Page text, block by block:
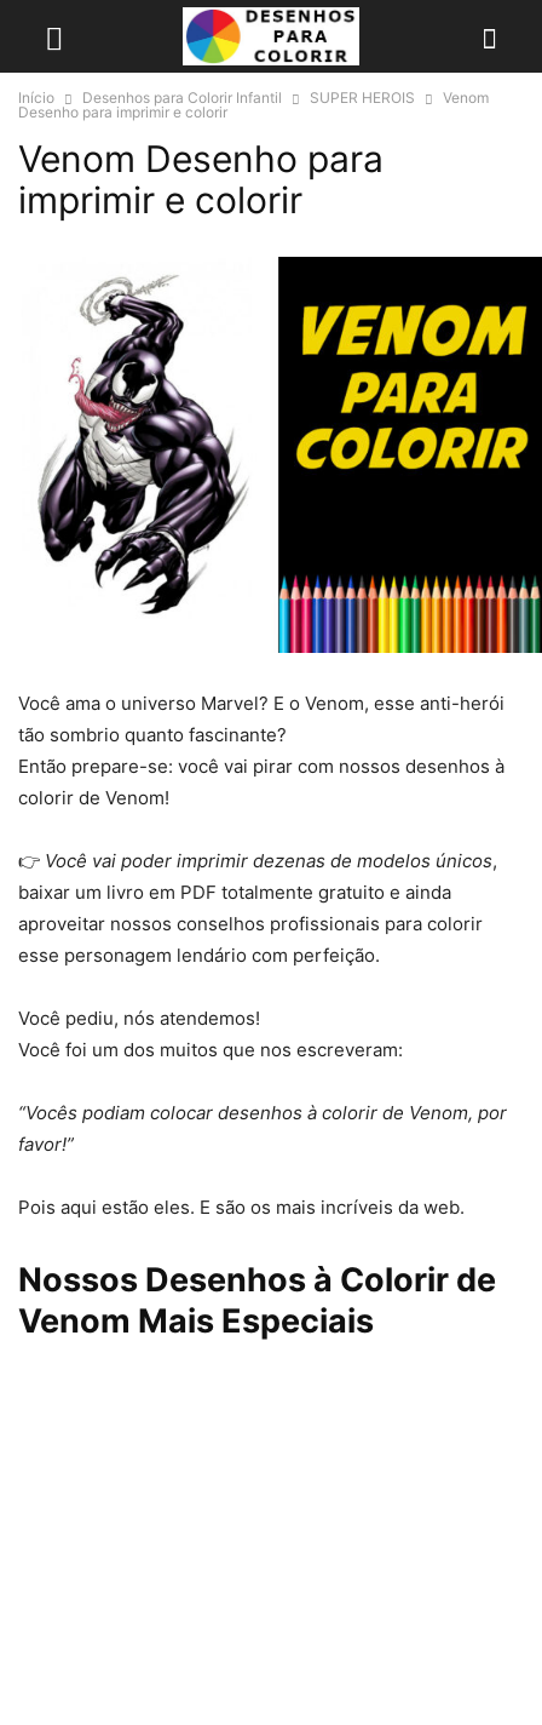
Início Desenhos para Colorir Infantil SUPER HEROIS
Venom
Desenho para imprimir e colorir
Venom Desenho para
imprimir e colorir
Você ama o universo Marvel? E o Venom, esse anti-herói
tão sombrio quanto fascinante?
Então prepare-se: você vai pirar com nossos desenhos à
colorir de Venom!
👉 Você vai poder imprimir dezenas de modelos únicos,
baixar um livro em PDF totalmente gratuito e ainda
aproveitar nossos conselhos profissionais para colorir
esse personagem lendário com perfeição.
Você pediu, nós atendemos!
Você foi um dos muitos que nos escreveram:
“Vocês podiam colocar desenhos à colorir de Venom, por
favor!”
Pois aqui estão eles. E são os mais incríveis da web.
Nossos Desenhos à Colorir de
Venom Mais Especiais